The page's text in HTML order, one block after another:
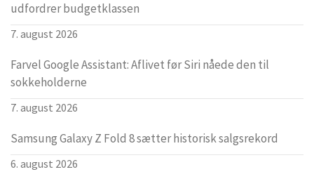
udfordrer budgetklassen
7. august 2026
Farvel Google Assistant: Aflivet før Siri nåede den til
sokkeholderne
7. august 2026
Samsung Galaxy Z Fold 8 sætter historisk salgsrekord
6. august 2026